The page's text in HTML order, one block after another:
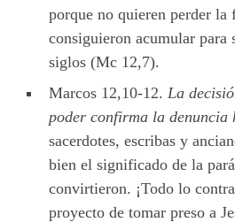
porque no quieren perder la
consiguieron acumular para
siglos (Mc 12,7).
Marcos 12,10-12. La
poder confirma la denuncia
sacerdotes, escribas y
bien el significado de la
convirtieron. ¡Todo lo
proyecto de tomar preso a